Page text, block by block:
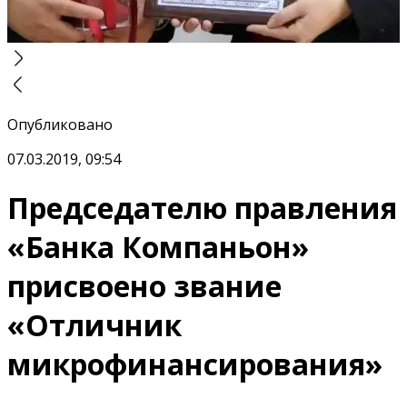
Опубликовано
07.03.2019, 09:54
Председателю правления
«Банка Компаньон»
присвоено звание
«Отличник
микрофинансирования»